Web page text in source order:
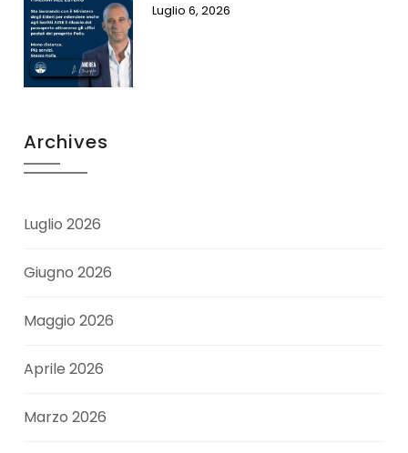
Luglio 6, 2026
Archives
Luglio 2026
Giugno 2026
Maggio 2026
Aprile 2026
Marzo 2026